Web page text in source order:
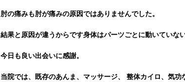
肘の痛みも肘が痛みの原因ではありませんでした。
結果と原因が違うからです身体はパーツごとに動いていな
今日も良い出会いに感謝。
当院では、既存のあんま、マッサージ、 整体カイロ、気